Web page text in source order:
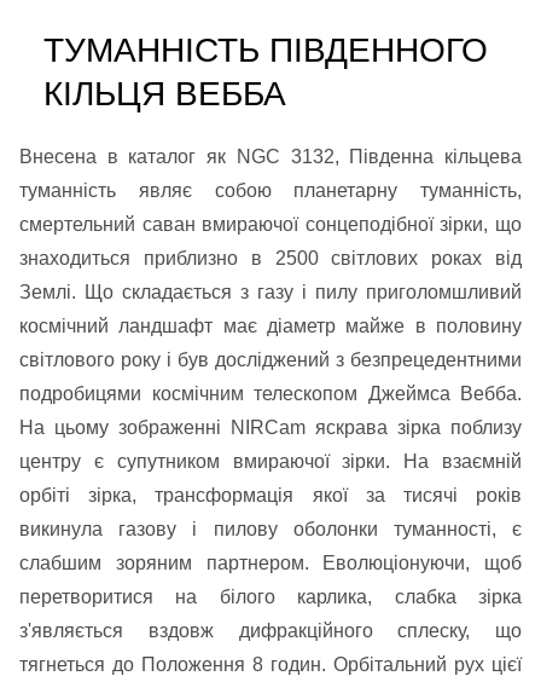
ТУМАННІСТЬ ПІВДЕННОГО
КІЛЬЦЯ ВЕББА
Внесена в каталог як NGC 3132, Південна кільцева
туманність являє собою планетарну туманність,
смертельний саван вмираючої сонцеподібної зірки, що
знаходиться приблизно в 2500 світлових роках від
Землі. Що складається з газу і пилу приголомшливий
космічний ландшафт має діаметр майже в половину
світлового року і був досліджений з безпрецедентними
подробицями космічним телескопом Джеймса Вебба.
На цьому зображенні NIRCam яскрава зірка поблизу
центру є супутником вмираючої зірки. На взаємній
орбіті зірка, трансформація якої за тисячі років
викинула газову і пилову оболонки туманності, є
слабшим зоряним партнером. Еволюціонуючи, щоб
перетворитися на білого карлика, слабка зірка
з'являється вздовж дифракційного сплеску, що
тягнеться до Положення 8 годин. Орбітальний рух цієї